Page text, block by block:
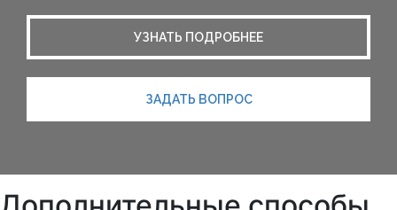
УЗНАТЬ ПОДРОБНЕЕ
ЗАДАТЬ ВОПРОС